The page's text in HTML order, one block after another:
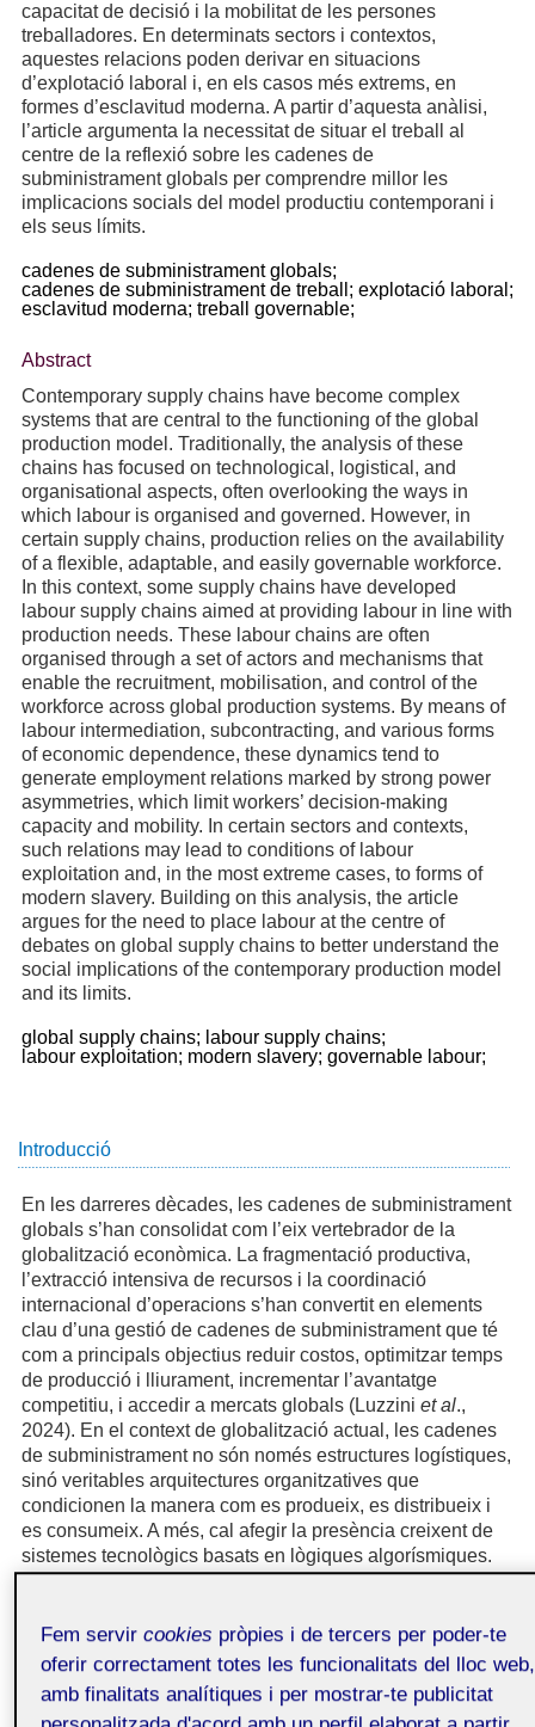
capacitat de decisió i la mobilitat de les persones
treballadores. En determinats sectors i contextos,
aquestes relacions poden derivar en situacions
d’explotació laboral i, en els casos més extrems, en
formes d’esclavitud moderna. A partir d’aquesta anàlisi,
l’article argumenta la necessitat de situar el treball al
centre de la reflexió sobre les cadenes de
subministrament globals per comprendre millor les
implicacions socials del model productiu contemporani i
els seus límits.
cadenes de subministrament globals;
cadenes de subministrament de treball; explotació laboral;
esclavitud moderna; treball governable;
Abstract
Contemporary supply chains have become complex
systems that are central to the functioning of the global
production model. Traditionally, the analysis of these
chains has focused on technological, logistical, and
organisational aspects, often overlooking the ways in
which labour is organised and governed. However, in
certain supply chains, production relies on the availability
of a flexible, adaptable, and easily governable workforce.
In this context, some supply chains have developed
labour supply chains aimed at providing labour in line with
production needs. These labour chains are often
organised through a set of actors and mechanisms that
enable the recruitment, mobilisation, and control of the
workforce across global production systems. By means of
labour intermediation, subcontracting, and various forms
of economic dependence, these dynamics tend to
generate employment relations marked by strong power
asymmetries, which limit workers’ decision-making
capacity and mobility. In certain sectors and contexts,
such relations may lead to conditions of labour
exploitation and, in the most extreme cases, to forms of
modern slavery. Building on this analysis, the article
argues for the need to place labour at the centre of
debates on global supply chains to better understand the
social implications of the contemporary production model
and its limits.
global supply chains; labour supply chains;
labour exploitation; modern slavery; governable labour;
Introducció
En les darreres dècades, les cadenes de subministrament
globals s’han consolidat com l’eix vertebrador de la
globalització econòmica. La fragmentació productiva,
l’extracció intensiva de recursos i la coordinació
internacional d’operacions s’han convertit en elements
clau d’una gestió de cadenes de subministrament que té
com a principals objectius reduir costos, optimitzar temps
de producció i lliurament, incrementar l’avantatge
competitiu, i accedir a mercats globals (Luzzini et al.,
2024). En el context de globalització actual, les cadenes
de subministrament no són només estructures logístiques,
sinó veritables arquitectures organitzatives que
condicionen la manera com es produeix, es distribueix i
es consumeix. A més, cal afegir la presència creixent de
sistemes tecnològics basats en lògiques algorísmiques.
ara l’eficiència, la competitivitat i la resiliència, sovint
relegant a un pla residual les seves dimensions socials.
Només de manera recent, i impulsada per crisis globals,
tensions geopolítiques i una creixent pressió reguladora i
Fem servircookies pròpies i de tercers per poder-te
oferir correctament totes les funcionalitats del lloc web,
amb finalitats analítiques i per mostrar-te publicitat